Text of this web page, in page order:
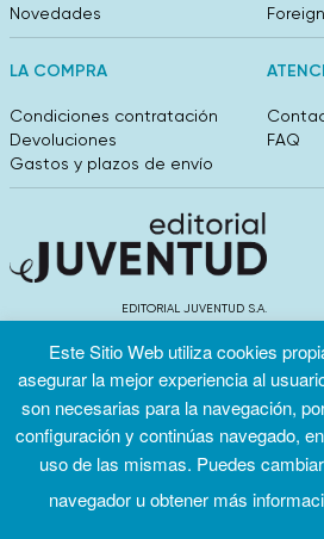
Novedades
LA COMPRA
Condiciones contratación
Devoluciones
Gastos y plazos de envío
FAQ
EDITORIAL JUVENTUD S.A.
info@editorialjuventud.es
Condiciones
Política de
privacidad
Política de
Este Sitio Web utiliza cookies
asegurar la mejor experiencia al
son necesarias para la navegación,
configuración y continúas navegado,
uso de las mismas. Puedes
navegador u obtener más